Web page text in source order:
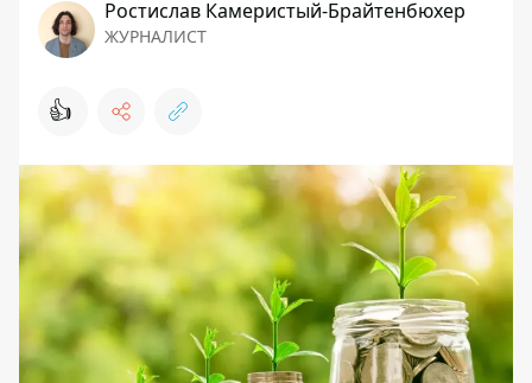
Ростислав Камеристый-Брайтенбюхер
ЖУРНАЛИСТ
👍